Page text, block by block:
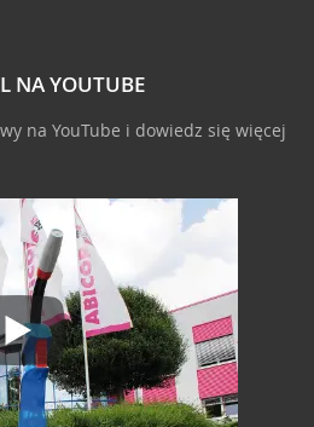
NA YOUTUBE
na YouTube i dowiedz się więcej